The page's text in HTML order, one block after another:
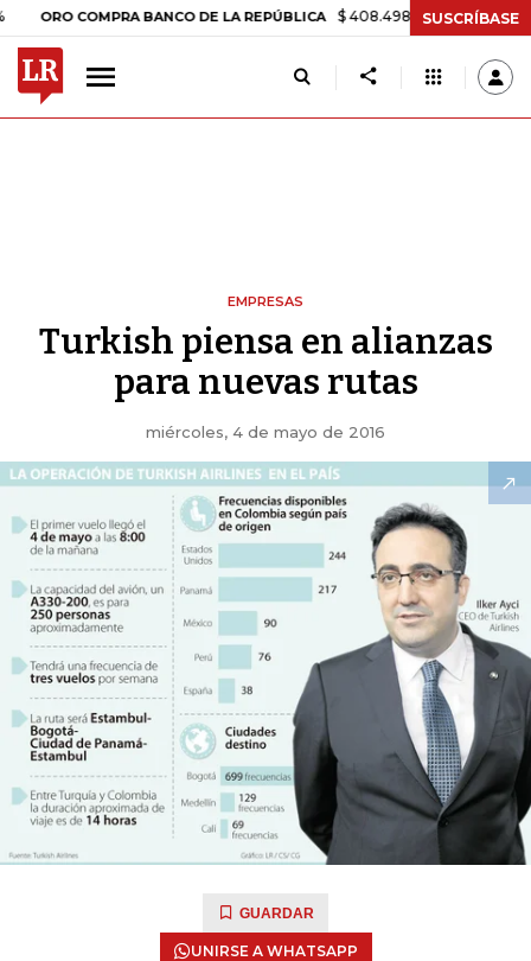
COMPRA BANCO DE LA REPÚBLICA $ 408.498,97 +$ 8.753,81 +2,19%
SUSCRÍBASE
EMPRESAS
Turkish piensa en alianzas
para nuevas rutas
miércoles, 4 de mayo de 2016
GUARDAR
UNIRSE A WHATSAPP